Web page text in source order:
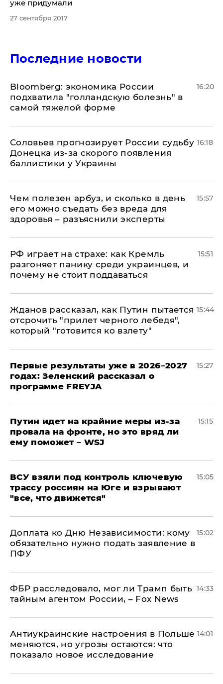
уже придумали
27 сентября 2017
Последние новости
Bloomberg: экономика России
подхватила "голландскую болезнь" в
самой тяжелой форме
16:20
Соловьев прогнозирует России судьбу
Донецка из-за скорого появления
баллистики у Украины
16:18
Чем полезен арбуз, и сколько в день
его можно съедать без вреда для
здоровья – разъяснили эксперты
15:57
РФ играет на страхе: как Кремль
разгоняет панику среди украинцев, и
почему не стоит поддаваться
15:51
Жданов рассказал, как Путин пытается
отсрочить "прилет черного лебедя",
который "готовится ко взлету"
15:44
Первые результаты уже в 2026–2027
годах: Зеленский рассказал о
программе FREYJA
15:27
Путин идет на крайние меры из-за
провала на фронте, но это вряд ли
ему поможет – WSJ
15:15
ВСУ взяли под контроль ключевую
трассу россиян на Юге и взрывают
"все, что движется"
15:05
Доплата ко Дню Независимости: кому
обязательно нужно подать заявление в
ПФУ
15:02
ФБР расследовало, мог ли Трамп быть
тайным агентом России, – Fox News
14:33
Антиукраинские настроения в Польше
меняются, но угрозы остаются: что
показало новое исследование
14:01